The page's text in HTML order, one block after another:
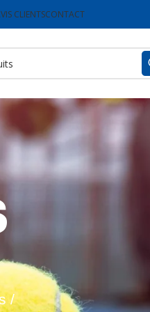
CLIENTSCONTACT
/